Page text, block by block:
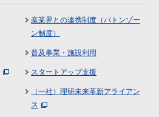
産業界との連携制度（バトンゾー
ン制度）
普及事業・施設利用
スタートアップ支援
（一社）理研未来革新アライアン
ス